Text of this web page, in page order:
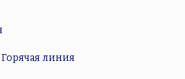
Горячая линия